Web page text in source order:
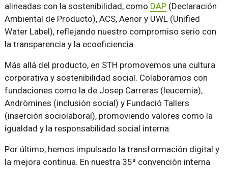
alineadas con la sostenibilidad, como DAP(Declaración
Ambiental de Producto), ACS, Aenor y UWL (Unified
Water Label), reflejando nuestro compromiso serio con
la transparencia y la ecoeficiencia.
Más allá del producto, en STH promovemos una cultura
corporativa y sostenibilidad social. Colaboramos con
fundaciones como la de Josep Carreras (leucemia),
Andròmines (inclusión social) y Fundació Tallers
(inserción sociolaboral), promoviendo valores como la
igualdad y la responsabilidad social interna.
Por último, hemos impulsado la transformación digital y
la mejora continua. En nuestra 35ª convención interna